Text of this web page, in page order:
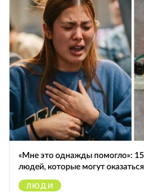
«Мне это однажды помогло»:
людей, которые могут
ЛЮДИ